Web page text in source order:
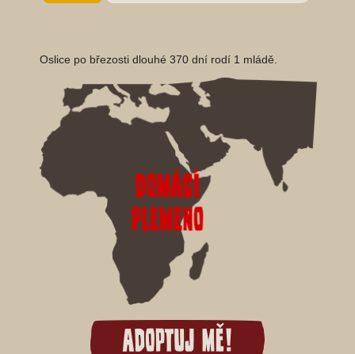
Oslice po březosti dlouhé 370 dní rodí 1 mládě.